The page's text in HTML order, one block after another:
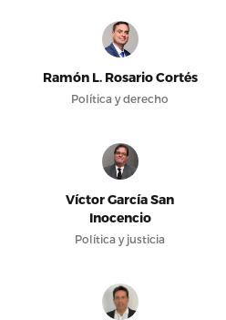
Ramón L. Rosario Cortés
Política y derecho
Víctor García San
Inocencio
Política y justicia